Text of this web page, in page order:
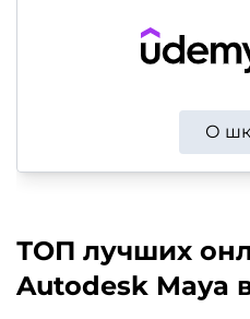
О
ТОП лучших
Autodesk Maya